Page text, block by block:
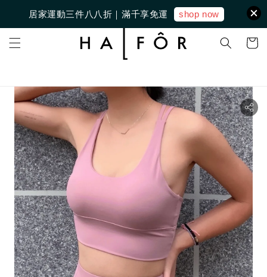
居家運動三件八八折｜滿千享免運 shop now